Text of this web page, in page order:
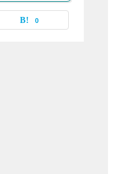
0